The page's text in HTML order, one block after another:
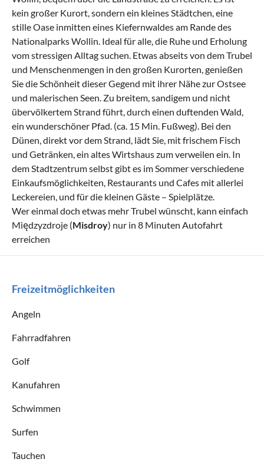
kein großer Kurort, sondern ein kleines Städtchen, eine
stille Oase inmitten eines Kiefernwaldes am Rande des
Nationalparks Wollin. Ideal für alle, die Ruhe und Erholung
vom stressigen Alltag suchen. Etwas abseits von dem Trubel
und Menschenmengen in den großen Kurorten, genießen
Sie die Schönheit dieser Gegend mit ihrer Nähe zur Ostsee
und malerischen Seen. Zu breitem, sandigem und nicht
übervölkertem Strand führt, durch einen duftenden Wald,
ein wunderschöner Pfad. (ca. 15 Min. Fußweg). Bei den
Dünen, direkt vor dem Strand, lädt Sie, mit frischem Fisch
und Getränken, ein altes Wirtshaus zum verweilen ein. In
dem Stadtzentrum selbst gibt es im Sommer verschiedene
Einkaufsmöglichkeiten, Restaurants und Cafes mit allerlei
Leckereien, und für die kleinen Gäste – Spielplätze.
Wer einmal doch etwas mehr Trubel wünscht, kann einfach
Międzyzdroje (Misdroy) nur in 8 Minuten Autofahrt
erreichen
Freizeitmöglichkeiten
Angeln
Fahrradfahren
Golf
Kanufahren
Schwimmen
Surfen
Tauchen